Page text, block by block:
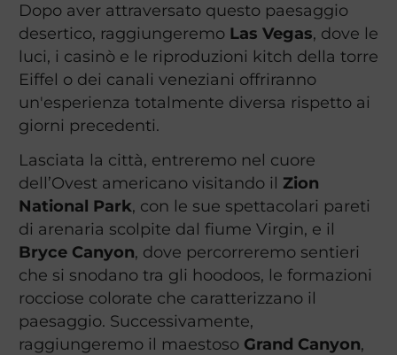
Dopo aver attraversato questo paesaggio
desertico, raggiungeremo Las Vegas, dove le
luci, i casinò e le riproduzioni kitch della torre
Eiffel o dei canali veneziani offriranno
un'esperienza totalmente diversa rispetto ai
giorni precedenti.
Lasciata la città, entreremo nel cuore
dell’Ovest americano visitando il Zion
National Park, con le sue spettacolari pareti
di arenaria scolpite dal fiume Virgin, e il
Bryce Canyon, dove percorreremo sentieri
che si snodano tra gli hoodoos, le formazioni
rocciose colorate che caratterizzano il
paesaggio. Successivamente,
raggiungeremo il maestoso Grand Canyon,